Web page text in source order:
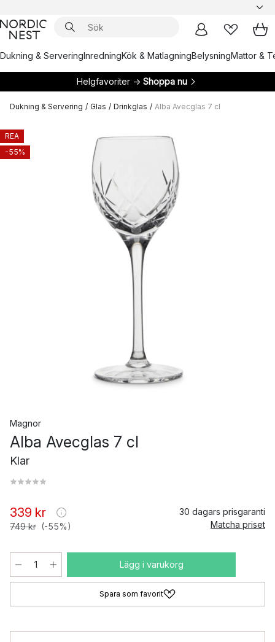
Dukning & ServeringInredningKök & MatlagningBelysningMattor &
Helgfavoriter → Shoppa nu
Dukning & Servering / Glas / Drinkglas / Alba Avecglas 7 cl
REA
-55%
Magnor
Alba Avecglas 7 cl
Klar
339 kr
749 kr (-55%)
30 dagars prisgaranti
Matcha priset
Lägg i varukorg
Spara som favorit